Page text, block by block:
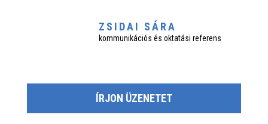
ZSIDAI SÁRA
kommunikációs és oktatási referens
ÍRJON ÜZENETET